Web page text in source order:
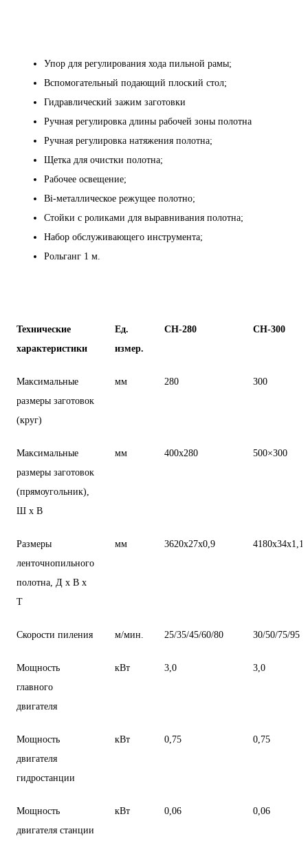
Упор для регулирования хода пильной рамы;
Вспомогательный подающий плоский стол;
Гидравлический зажим заготовки
Ручная регулировка длины рабочей зоны полотна
Ручная регулировка натяжения полотна;
Щетка для очистки полотна;
Рабочее освещение;
Bi-металлическое режущее полотно;
Стойки с роликами для выравнивания полотна;
Набор обслуживающего инструмента;
Рольганг 1 м.
Технические
характеристики
Ед.
измер.
CН-280 СН-300
Максимальные
размеры заготовок
(круг)
мм 280 300
Максимальные
размеры заготовок
(прямоугольник),
Ш x В
мм 400х280 500×300
Размеры
ленточнопильного
полотна, Д x В x
Т
мм 3620х27х0,9 4180х34х1,1
Скорости пиления м/мин. 25/35/45/60/80 30/50/75/95
Мощность
главного
двигателя
кВт 3,0 3,0
Мощность
двигателя
гидростанции
кВт 0,75 0,75
Мощность
двигателя станции
кВт 0,06 0,06